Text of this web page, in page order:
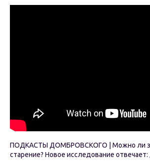
ПОДКАСТЫ ДОМБРОВСКОГО | Можно ли
старение? Новое исследование отвечает: